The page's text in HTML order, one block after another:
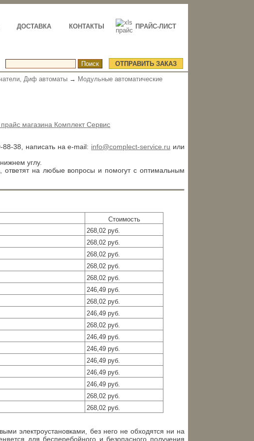
ДОСТАВКА КОНТАКТЫ ПРАЙС-ЛИСТ
ОТПРАВИТЬ ЗАКАЗ
Диф автоматы → Модульные автоматические
магазина Комплект Сервис
88-38 , написать на e-mail: info@complect-service.ru или
углу.
на любые вопросы и помогут с оптимальным
Стоимость
268,02 руб.
268,02 руб.
268,02 руб.
268,02 руб.
268,02 руб.
246,49 руб.
268,02 руб.
246,49 руб.
268,02 руб.
246,49 руб.
246,49 руб.
246,49 руб.
246,49 руб.
246,49 руб.
268,02 руб.
268,02 руб.
электроустановками, без него не обходятся ни на
для бесперебойного и безопасного получения